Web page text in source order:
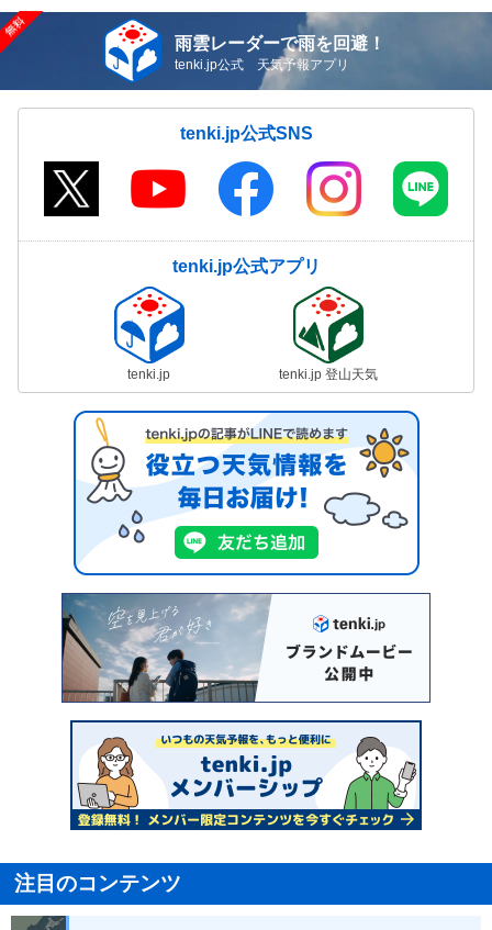
雨雲レーダーで雨を回避！
tenki.jp公式 天気予報アプリ
tenki.jp公式SNS
tenki.jp公式アプリ
tenki.jp tenki.jp 登山天気
注目のコンテンツ